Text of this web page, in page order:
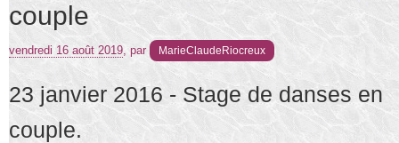
couple
vendredi 16 août 2019, par MarieClaudeRiocreux
23 janvier 2016 - Stage de danses en
couple.